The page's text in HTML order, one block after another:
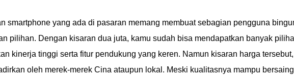
smartphone yang ada di pasaran memang membuat sebagian pengguna
pilihan. Dengan kisaran dua juta, kamu sudah bisa mendapatkan banyak
kinerja tinggi serta fitur pendukung yang keren. Namun kisaran harga tersebut,
oleh merek-merek Cina ataupun lokal. Meski kualitasnya mampu bersaing